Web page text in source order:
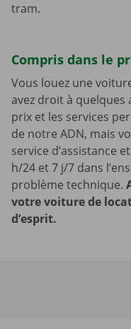
tram.
Compris dans le
Vous louez une
avez droit à quelques
prix et les services
de notre ADN, mais
service d’assistance
h/24 et 7 j/7 dans
problème technique.
votre voiture de
d’esprit.